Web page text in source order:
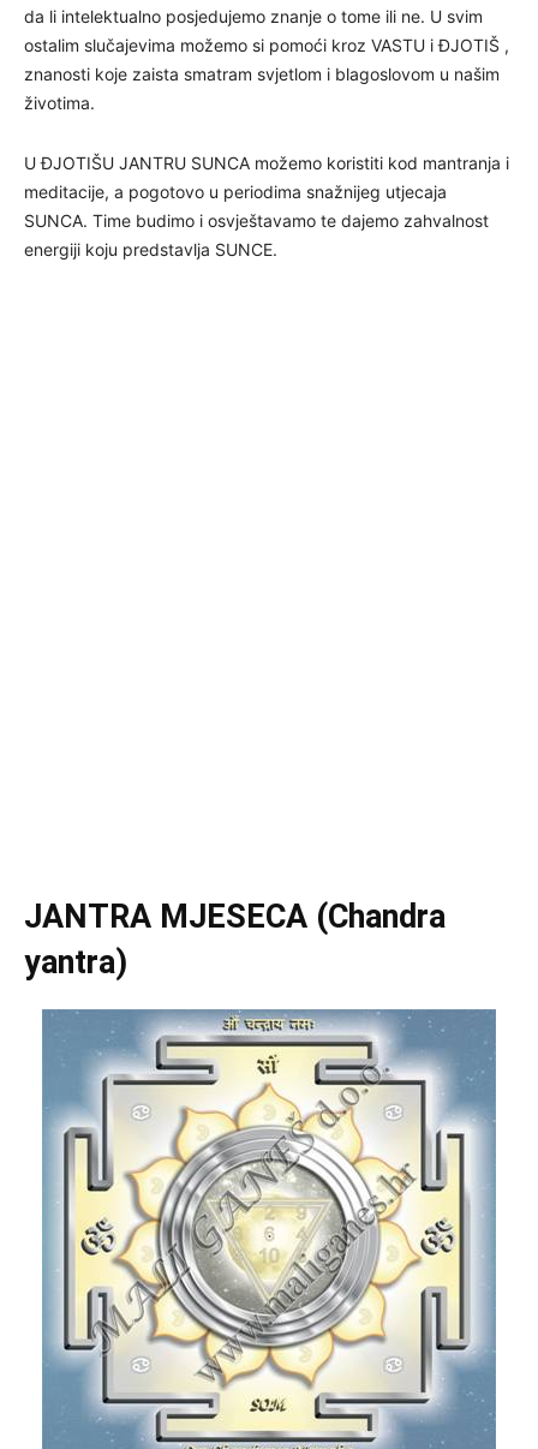
da li intelektualno posjedujemo znanje o tome ili ne. U svim
ostalim slučajevima možemo si pomoći kroz VASTU i ĐJOTIŠ ,
znanosti koje zaista smatram svjetlom i blagoslovom u našim
životima.
U ĐJOTIŠU JANTRU SUNCA možemo koristiti kod mantranja i
meditacije, a pogotovo u periodima snažnijeg utjecaja
SUNCA. Time budimo i osvještavamo te dajemo zahvalnost
energiji koju predstavlja SUNCE.
JANTRA MJESECA (Chandra
yantra)